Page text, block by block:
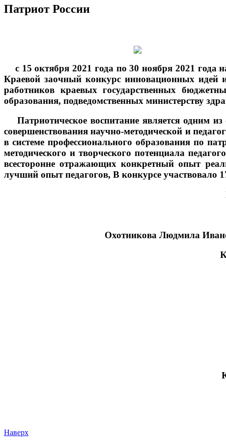
Патриот России
с 15 октября 2021 года по 30 ноября 2021
Краевой заочный конкурс инновационных
работников краевых государственных
образования, подведомственных министерству
Патриотическое воспитание является одним
совершенствования научно-методической и
в системе профессионального образования по
методического и творческого потенциала
всесторонне отражающих конкретный опыт
лучший опыт педагогов, В конкурсе участвовало
Охотникова Людмила
Наверх